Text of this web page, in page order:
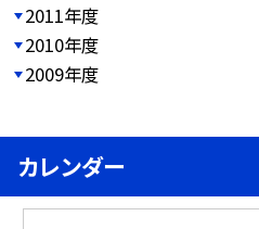
2011年度
2010年度
2009年度
カレンダー